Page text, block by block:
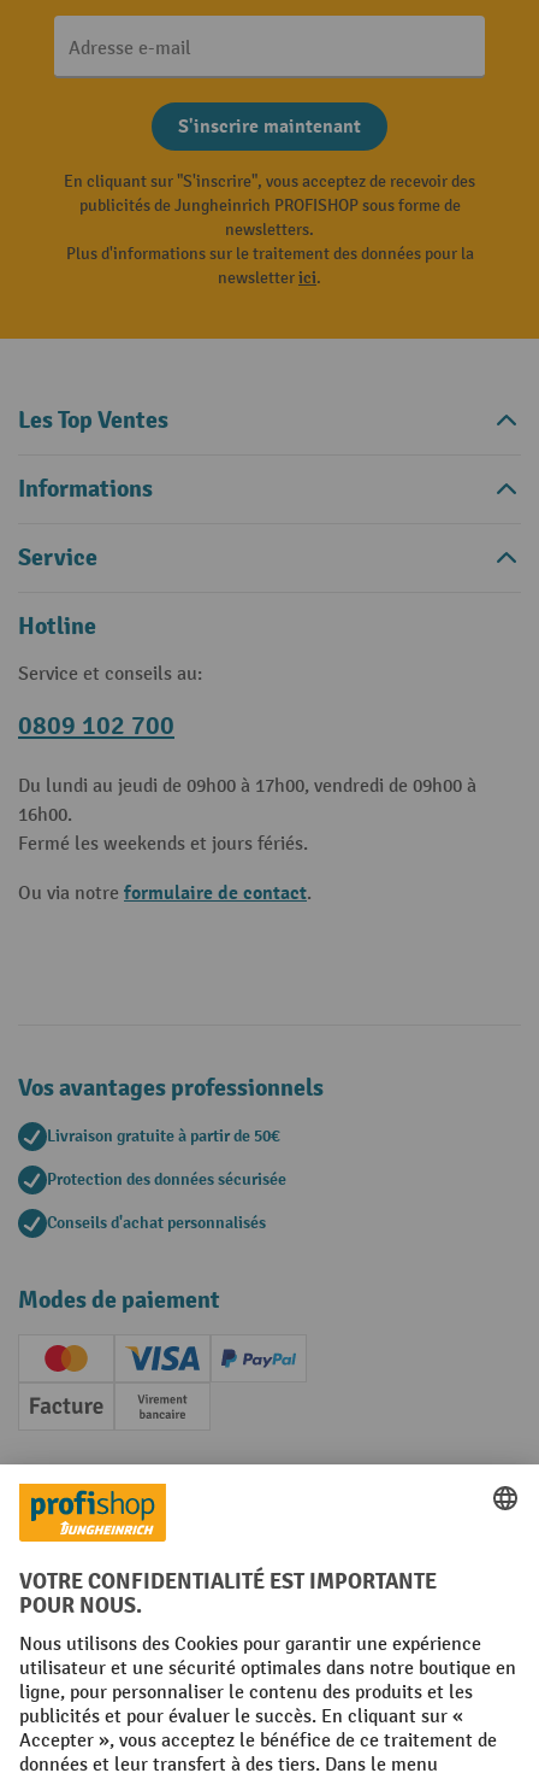
Adresse e-mail
S'inscrire maintenant
En cliquant sur "S'inscrire", vous acceptez de recevoir des
publicités de Jungheinrich PROFISHOP sous forme de
newsletters.
Plus d'informations sur le traitement des données pour la
newsletterici.
Les Top Ventes
Informations
Service
Hotline
Service et conseils au:
0809 102 700
Du lundi au jeudi de 09h00 à 17h00, vendredi de 09h00 à
16h00.
Fermé les weekends et jours fériés.
Ou via notre formulaire de contact.
Vos avantages professionnels
Livraison gratuite à partir de 50€
Protection des données sécurisée
Conseils d'achat personnalisés
Modes de paiement
Creditcard (Master)Creditcard (Visa)
PayPal
Facture Paiement anticipé
Réseaux sociaux
Facebook
YouTube
LinkedInInstagram
Conditions générales Mentions légales
Protection des Données Politique de cookies
All prices excl. VAT plusshipping costsand possible delivery charges,